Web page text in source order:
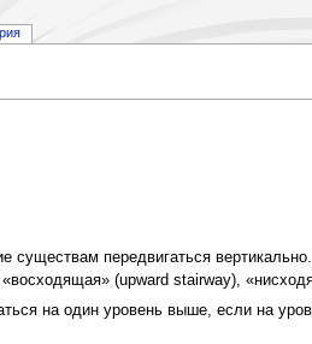
передвигаться
(upward stairway),
на один уровень выше, если на